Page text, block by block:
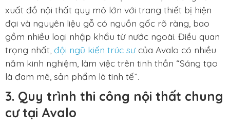
xuất đồ nội thất quy mô lớn với trang thiết bị hiện
đại và nguyên liệu gỗ có nguồn gốc rõ ràng, bao
gồm nhiều loại nhập khẩu từ nước ngoài. Điều quan
trọng nhất, đội ngũ kiến trúc sưcủa Avalo có nhiều
năm kinh nghiệm, làm việc trên tinh thần “Sáng tạo
là đam mê, sản phẩm là tinh tế”.
3. Quy trình thi công nội thất chung
cư tại Avalo